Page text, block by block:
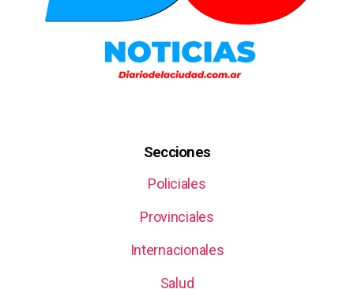
Secciones
Policiales
Provinciales
Internacionales
Salud